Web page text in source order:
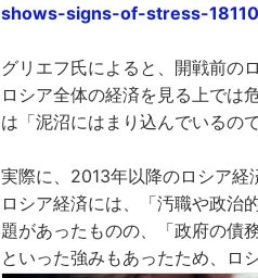
shows-signs-of-stress-
グリエフ氏によると、開戦前の
ロシア全体の経済を見る上では
は「泥沼にはまり込んでいるの
実際に、2013年以降のロシア経
ロシア経済には、「汚職や政治
題があったものの、「政府の債
といった強みもあったため、ロ